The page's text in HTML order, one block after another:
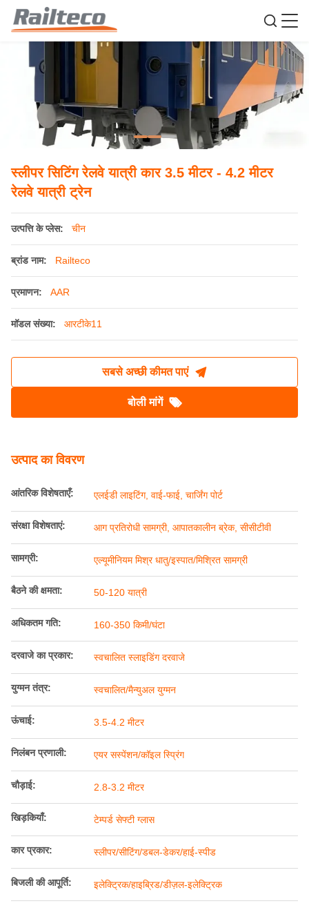
स्लीपर सिटिंग रेलवे यात्री कार 3.5 मीटर - 4.2 मीटर
रेलवे यात्री ट्रेन
उत्पत्ति के प्लेस: चीन
ब्रांड नाम: Railteco
प्रमाणन: AAR
मॉडल संख्या: आरटीके11
सबसे अच्छी कीमत पाएं
बोली मांगें
उत्पाद का विवरण
आंतरिक विशेषताएँ: एलईडी लाइटिंग, वाई-फाई, चार्जिंग पोर्ट
संरक्षा विशेषताएं: आग प्रतिरोधी सामग्री, आपातकालीन ब्रेक, सीसीटीवी
सामग्री: एल्यूमीनियम मिश्र धातु/इस्पात/मिश्रित सामग्री
बैठने की क्षमता: 50-120 यात्री
अधिकतम गति: 160-350 किमी/घंटा
दरवाजे का प्रकार: स्वचालित स्लाइडिंग दरवाजे
युग्मन तंत्र: स्वचालित/मैन्युअल युग्मन
ऊंचाई: 3.5-4.2 मीटर
निलंबन प्रणाली: एयर सस्पेंशन/कॉइल स्प्रिंग
चौड़ाई: 2.8-3.2 मीटर
खिड़कियाँ: टेम्पर्ड सेफ्टी ग्लास
कार प्रकार: स्लीपर/सीटिंग/डबल-डेकर/हाई-स्पीड
बिजली की आपूर्ति: इलेक्ट्रिक/हाइब्रिड/डीज़ल-इलेक्ट्रिक